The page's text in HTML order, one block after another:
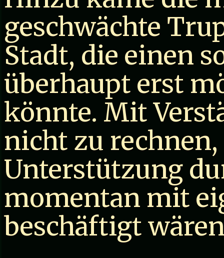
geschwächte
Stadt, die einen
überhaupt erst
könnte. Mit
nicht zu
Unterstützung
momentan mit
beschäftigt